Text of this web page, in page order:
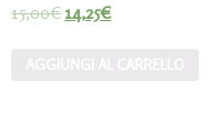
15,00€14,25€